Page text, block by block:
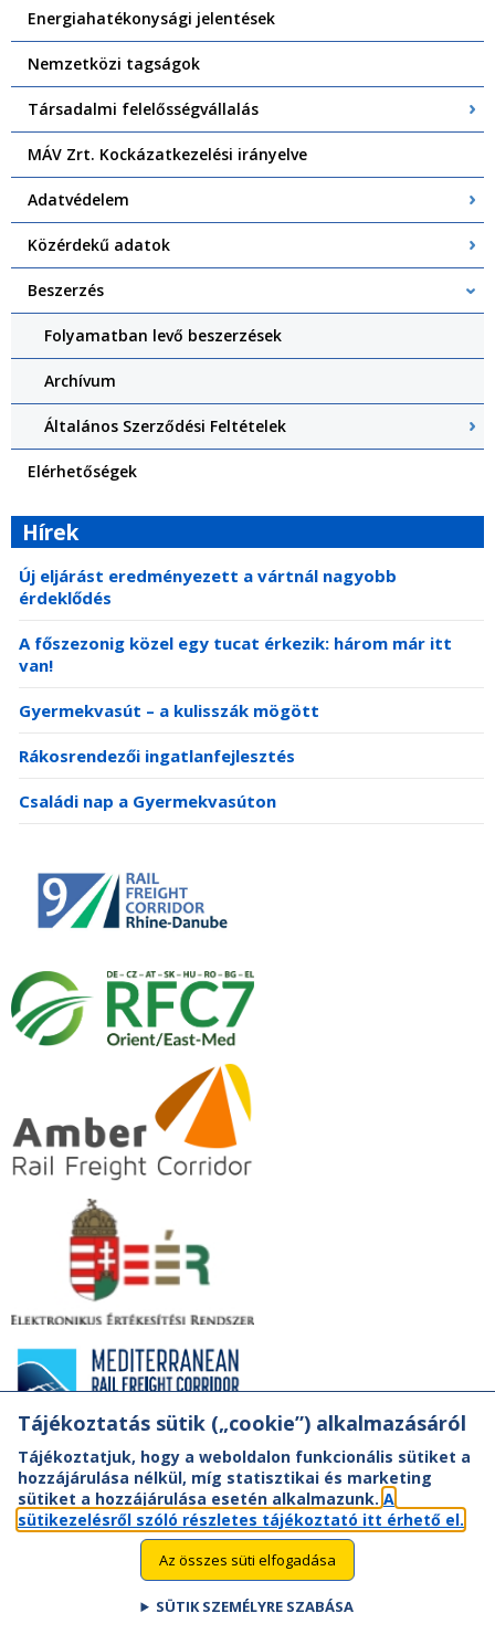
Energiahatékonysági jelentések
Nemzetközi tagságok
Társadalmi felelősségvállalás
MÁV Zrt. Kockázatkezelési irányelve
Adatvédelem
Közérdekű adatok
Beszerzés
Folyamatban levő beszerzések
Archívum
Általános Szerződési Feltételek
Elérhetőségek
Hírek
Új eljárást eredményezett a vártnál nagyobb
érdeklődés
A főszezonig közel egy tucat érkezik: három már itt
van!
Gyermekvasút – a kulisszák mögött
Rákosrendezői ingatlanfejlesztés
Családi nap a Gyermekvasúton
Tájékoztatás sütik („cookie”) alkalmazásáról
Tájékoztatjuk, hogy a weboldalon funkcionális sütiket a
hozzájárulása nélkül, míg statisztikai és marketing
sütiket a hozzájárulása esetén alkalmazunk. A
sütikezelésről szóló részletes tájékoztató itt érhető el.
Az összes süti elfogadása
SÜTIK SZEMÉLYRE SZABÁSA